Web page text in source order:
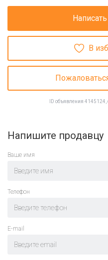
В
ID объявления
Напишите продавцу
Ваше имя
Телефон
E-mail